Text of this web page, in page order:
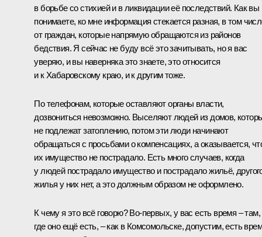
в борьбе со стихией и в ликвидации её последствий. Как вы
понимаете, ко мне информация стекается разная, в том
от граждан, которые напрямую обращаются из районов
бедствия. Я сейчас не буду всё это зачитывать, но я вас
уверяю, и вы наверняка это знаете, это относится
и к Хабаровскому краю, и к другим тоже.
По телефонам, которые оставляют органы власти,
дозвониться невозможно. Выселяют людей из домов,
не подлежат затоплению, потом эти люди начинают
обращаться с просьбами о компенсациях, а оказывается,
их имущество не пострадало. Есть много случаев, когда
у людей пострадало имущество и пострадало жильё,
жилья у них нет, а это должным образом не оформлено.
К чему я это всё говорю? Во‑первых, у вас есть время – там,
где оно ещё есть, – как в Комсомольске, допустим, есть